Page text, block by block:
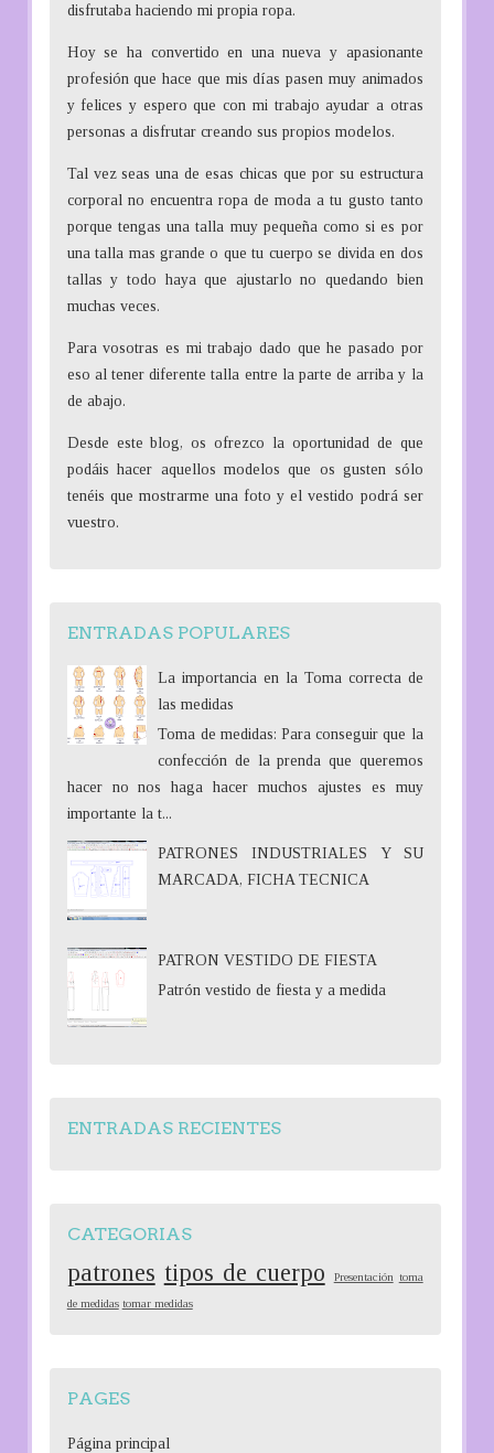
disfrutaba haciendo mi propia ropa.
Hoy se ha convertido en una nueva y apasionante
profesión que hace que mis días pasen muy animados
y felices y espero que con mi trabajo ayudar a otras
personas a disfrutar creando sus propios modelos.
Tal vez seas una de esas chicas que por su estructura
corporal no encuentra ropa de moda a tu gusto tanto
porque tengas una talla muy pequeña como si es por
una talla mas grande o que tu cuerpo se divida en dos
tallas y todo haya que ajustarlo no quedando bien
muchas veces.
Para vosotras es mi trabajo dado que he pasado por
eso al tener diferente talla entre la parte de arriba y la
de abajo.
Desde este blog, os ofrezco la oportunidad de que
podáis hacer aquellos modelos que os gusten sólo
tenéis que mostrarme una foto y el vestido podrá ser
vuestro.
ENTRADAS POPULARES
La importancia en la Toma correcta de
las medidas
Toma de medidas: Para conseguir que la
confección de la prenda que queremos
hacer no nos haga hacer muchos ajustes es muy
importante la t...
PATRONES INDUSTRIALES Y SU
MARCADA, FICHA TECNICA
PATRON VESTIDO DE FIESTA
Patrón vestido de fiesta y a medida
ENTRADAS RECIENTES
CATEGORIAS
patrones tipos de cuerpo Presentación toma
de medidas tomar medidas
PAGES
Página principal